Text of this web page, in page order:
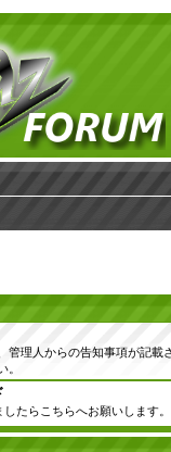
理人からの告知事項が記載
。
たらこちらへお願いします。